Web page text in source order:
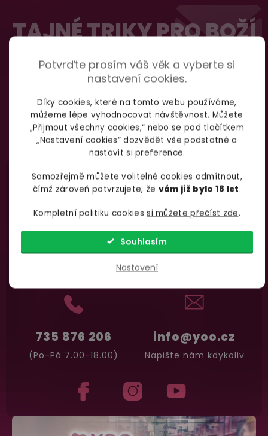
Potvrďte prosím váš věk a vyberte si
nastavení cookies.
Díky cookies, které na tomto webu používáme,
můžeme lépe vyhodnocovat návštěvnost. Můžete
„Přijmout všechny cookies,“ nebo se pod tlačítkem
„Nastavení cookies“ dozvědět vše podstatné a
nastavit si preference.
Samozřejmě můžete volitelné cookies odmítnout,
čímž zároveň potvrzujete, že vám již bylo 18 let.
Kompletní politiku cookiessi můžete přečíst zde.
Nastavení
Souhlasím
Nikdo nepozná, co jste si objednali. Mrkněte,
Na rychlosti záleží! Vše důležité máme
a okamžitě odesíláme.
Garance vrácení peněz
Máte30 dnína bezplatné vrácení zboží
TAJNÉ TRIKY PRO BOŽÍ
SEX
Vložením e-mailu souhlasíte spodmínkami ochrany
osobních údajů
Přihlásit
se
Odebírat
info@yoo.cz
Napište nám kdykoliv
735 876 206
(Po-Pá 7.00-18.00)
Nevíte si radys výběrem zboží?